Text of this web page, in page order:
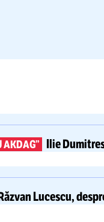
AKDAG” Ilie
Lucescu,